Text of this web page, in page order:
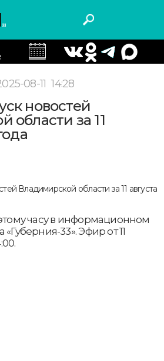
08-11 14:28
новостей
области за 11
часу в информационном
33». Эфир от 11